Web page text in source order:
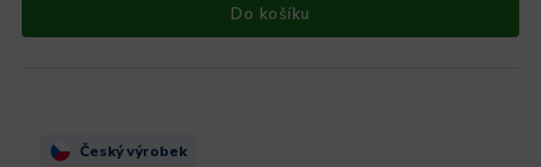
Do košíku
Český výrobek